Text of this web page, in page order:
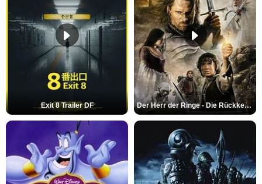
Exit 8 Trailer DF Der Herr der Ringe - Die Rückkehr des Königs Trailer OV